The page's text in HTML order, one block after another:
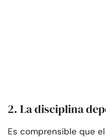
2. La disciplina
Es comprensible que